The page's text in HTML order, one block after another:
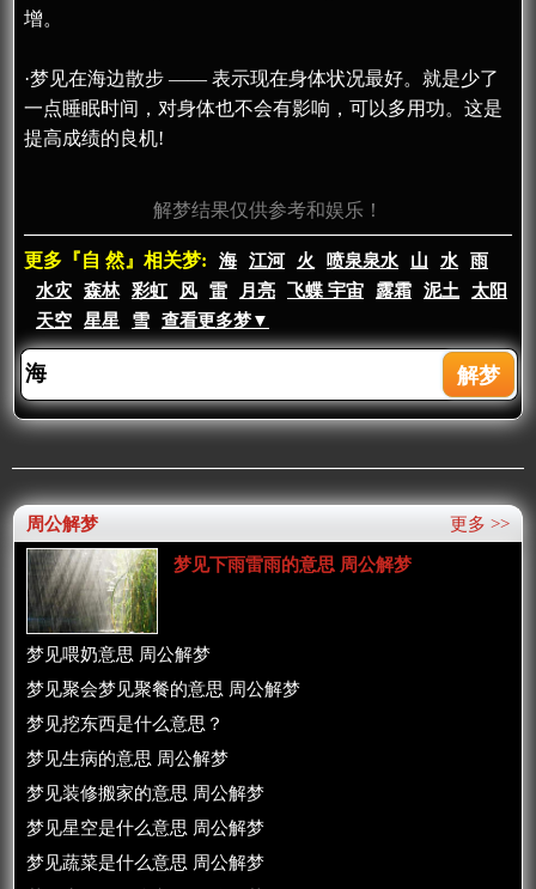
增。
·梦见在海边散步 —— 表示现在身体状况最好。就是少了
一点睡眠时间，对身体也不会有影响，可以多用功。这是
提高成绩的良机!
解梦结果仅供参考和娱乐！
更多『自 然』相关梦: 海 江河 火 喷泉泉水 山 水
雨
水灾
森林 彩虹 风 雷 月亮 飞蝶 宇宙 露霜 泥土
太阳
天空
星星 雪 查看更多梦▼
更多 >>
周公解梦
梦见下雨雷雨的意思 周公解梦
梦见喂奶意思 周公解梦
梦见聚会梦见聚餐的意思 周公解梦
梦见挖东西是什么意思？
梦见生病的意思 周公解梦
梦见装修搬家的意思 周公解梦
梦见星空是什么意思 周公解梦
梦见蔬菜是什么意思 周公解梦